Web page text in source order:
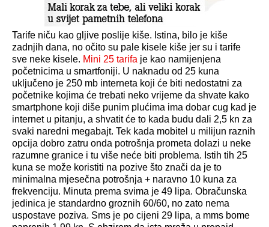
Tarife niču kao gljive poslije kiše. Istina, bilo je kiše
zadnjih dana, no očito su pale kisele kiše jer su i tarife
sve neke kisele. Mini 25 tarifa je kao namijenjena
početnicima u smartfoniji. U naknadu od 25 kuna
uključeno je 250 mb interneta koji će biti nedostatni za
početnike kojima će trebati neko vrijeme da shvate kako
smartphone koji diše punim plućima ima dobar cug kad je
internet u pitanju, a shvatit će to kada budu dali 2,5 kn za
svaki naredni megabajt. Tek kada mobitel u milijun raznih
opcija dobro zatru onda potrošnja prometa dolazi u neke
razumne granice i tu više neće biti problema. Istih tih 25
kuna se može koristiti na pozive što znači da je to
minimalna mjesečna potrošnja + naravno 10 kuna za
frekvenciju. Minuta prema svima je 49 lipa. Obračunska
jedinica je standardno groznih 60/60, no zato nema
uspostave poziva. Sms je po cijeni 29 lipa, a mms bome